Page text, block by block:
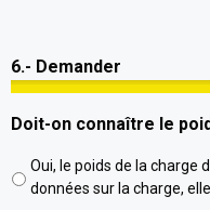
6.- Demander
Doit-on connaître le
Oui, le poids de la charge
données sur la charge,